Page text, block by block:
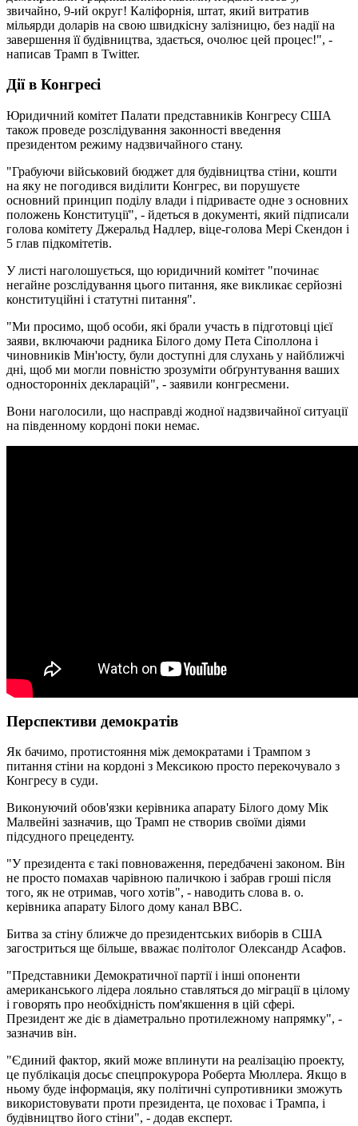
звичайно, 9-ий округ! Каліфорнія, штат, який витратив
мільярди доларів на свою швидкісну залізницю, без надії на
завершення її будівництва, здається, очолює цей процес!", -
написав Трамп в Twitter.
Дії в Конгресі
Юридичний комітет Палати представників Конгресу США
також проведе розслідування законності введення
президентом режиму надзвичайного стану.
"Грабуючи військовий бюджет для будівництва стіни, кошти
на яку не погодився виділити Конгрес, ви порушуєте
основний принцип поділу влади і підриваєте одне з основних
положень Конституції", - йдеться в документі, який підписали
голова комітету Джеральд Надлер, віце-голова Мері Скендон і
5 глав підкомітетів.
У листі наголошується, що юридичний комітет "починає
негайне розслідування цього питання, яке викликає серйозні
конституційні і статутні питання".
"Ми просимо, щоб особи, які брали участь в підготовці цієї
заяви, включаючи радника Білого дому Пета Сіполлона і
чиновників Мін'юсту, були доступні для слухань у найближчі
дні, щоб ми могли повністю зрозуміти обґрунтування ваших
односторонніх декларацій", - заявили конгресмени.
Вони наголосили, що насправді жодної надзвичайної ситуації
на південному кордоні поки немає.
Перспективи демократів
Як бачимо, протистояння між демократами і Трампом з
питання стіни на кордоні з Мексикою просто перекочувало з
Конгресу в суди.
Виконуючий обов'язки керівника апарату Білого дому Мік
Малвейні зазначив, що Трамп не створив своїми діями
підсудного прецеденту.
"У президента є такі повноваження, передбачені законом. Він
не просто помахав чарівною паличкою і забрав гроші після
того, як не отримав, чого хотів", - наводить слова в. о.
керівника апарату Білого дому канал BBC.
Битва за стіну ближче до президентських виборів в США
загостриться ще більше, вважає політолог Олександр Асафов.
"Представники Демократичної партії і інші опоненти
американського лідера лояльно ставляться до міграції в цілому
і говорять про необхідність пом'якшення в цій сфері.
Президент же діє в діаметрально протилежному напрямку", -
зазначив він.
"Єдиний фактор, який може вплинути на реалізацію проекту,
це публікація досьє спецпрокурора Роберта Мюллера. Якщо в
ньому буде інформація, яку політичні супротивники зможуть
використовувати проти президента, це поховає і Трампа, і
будівництво його стіни", - додав експерт.